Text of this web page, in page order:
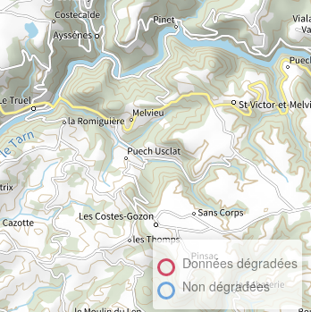
Données dégradées
Non dégradées